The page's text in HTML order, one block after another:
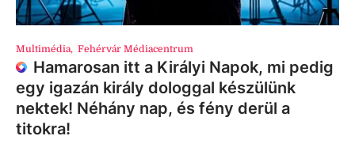
Multimédia, Fehérvár Médiacentrum
Hamarosan itt a Királyi Napok, mi pedig
egy igazán király dologgal készülünk
nektek! Néhány nap, és fény derül a
titokra!